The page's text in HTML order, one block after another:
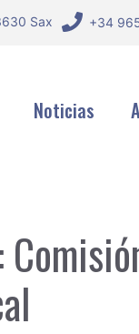
Sax +34
Noticias